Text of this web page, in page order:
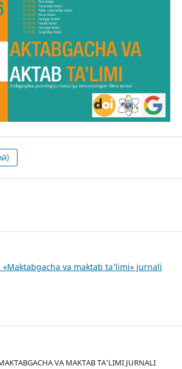
va maktab ta’limi» jurnali
VA MAKTAB TA’LIMI JURNALI